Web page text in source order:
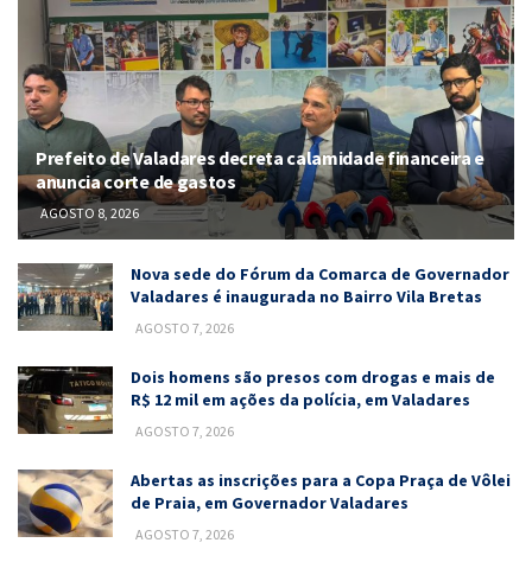
Prefeito de Valadares decreta calamidade financeira e
anuncia corte de gastos
AGOSTO 8, 2026
Nova sede do Fórum da Comarca de Governador
Valadares é inaugurada no Bairro Vila Bretas
AGOSTO 7, 2026
Dois homens são presos com drogas e mais de
R$ 12 mil em ações da polícia, em Valadares
AGOSTO 7, 2026
Abertas as inscrições para a Copa Praça de Vôlei
de Praia, em Governador Valadares
AGOSTO 7, 2026